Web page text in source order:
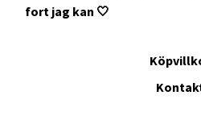
fort jag kan 🤍